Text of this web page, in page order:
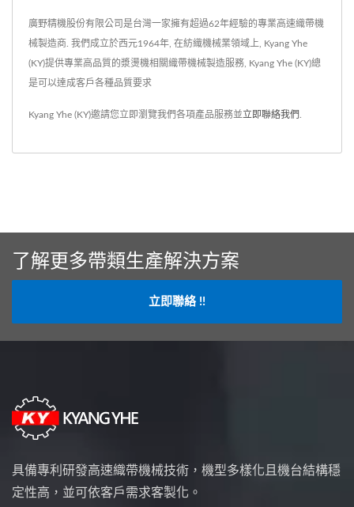
廣野精機股份有限公司是台灣一家擁有超過62年經驗的專業高速織帶機
械製造商. 我們成立於西元1964年, 在紡織機械業領域上, Kyang Yhe
(KY)提供專業高品質的漿燙機相關織帶機械製造服務, Kyang Yhe (KY)總
是可以達成客戶各種品質要求
Kyang Yhe (KY)邀請您立即瀏覽我們各項產品服務並立即聯絡我們
了解更多帶類生產解決方案
立即聯絡 !!
具備專利研發高速織帶機械技術，機型多樣化且機台結構穩
定性高，並可依客戶需求客製化。